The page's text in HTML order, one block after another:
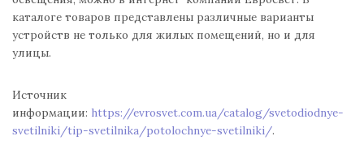
каталоге товаров представлены различные варианты
устройств не только для жилых помещений, но и для
улицы.
Источник
информации: https://evrosvet.com.ua/catalog/svetodiodnye-
svetilniki/tip-svetilnika/potolochnye-svetilniki/.